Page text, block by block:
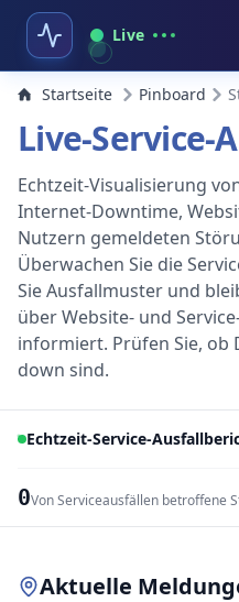
Live
Startseite Pinboard
Live-Service-
Echtzeit-Visualisierung
Internet-Downtime,
Nutzern gemeldeten
Überwachen Sie die
Sie Ausfallmuster und
über Website- und
informiert. Prüfen Sie, ob
down sind.
Echtzeit-Service-
0Von Serviceausfällen betroffene
Aktuelle